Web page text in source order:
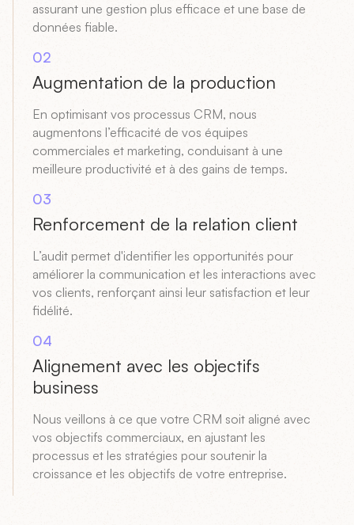
assurant une gestion plus efficace et une base de
données fiable.
02
Augmentation de la production
En optimisant vos processus CRM, nous
augmentons l’efficacité de vos équipes
commerciales et marketing, conduisant à une
meilleure productivité et à des gains de temps.
03
Renforcement de la relation client
L’audit permet d'identifier les opportunités pour
améliorer la communication et les interactions avec
vos clients, renforçant ainsi leur satisfaction et leur
fidélité.
04
Alignement avec les objectifs
business
Nous veillons à ce que votre CRM soit aligné avec
vos objectifs commerciaux, en ajustant les
processus et les stratégies pour soutenir la
croissance et les objectifs de votre entreprise.